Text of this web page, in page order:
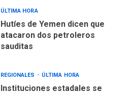
ÚLTIMA HORA
Hutíes de Yemen dicen que
atacaron dos petroleros
sauditas
REGIONALES ÚLTIMA HORA
Instituciones estadales se